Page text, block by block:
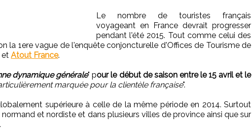
Le nombre de touristes français
voyageant en France devrait progresser
pendant l'été 2015. Tout comme celui des
la 1ere vague de l'enquête conjoncturelle d'Offices de Tourisme de
et Atout France.
dynamique générale" pour le début de saison entre le 15 avril et le
marquée pour la clientèle française".
supérieure à celle de la même période en 2014. Surtout
et nordiste et dans plusieurs villes de province ainsi que sur